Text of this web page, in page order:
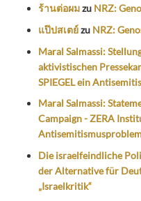
ร้านต่อผมzu NRZ:
แป๊ปสเตย์zu NRZ:
Maral Salmassi:
aktivistischen
SPIEGEL ein
Maral Salmassi:
Campaign - ZERA
Die israelfeindliche
der Alternative für
„Israelkritik“